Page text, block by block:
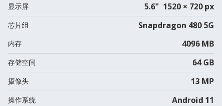
显示屏 5.6" 1520 × 720 px
芯片组 Snapdragon 480 5G
内存 4096 MB
存储空间 64 GB
摄像头 13 MP
操作系统 Android 11